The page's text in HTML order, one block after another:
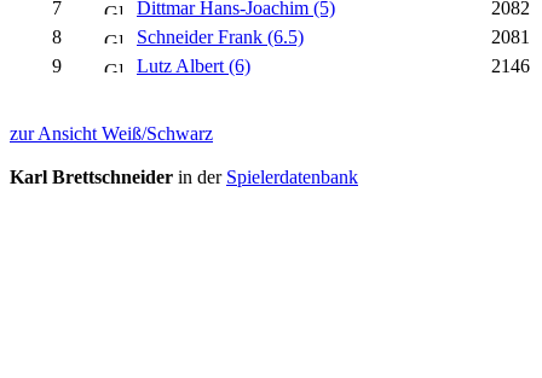
7
Dittmar Hans-Joachim (5)
2082
8
Schneider Frank (6.5)
2081
9
Lutz Albert (6) 2146
zur Ansicht Weiß/Schwarz
Karl Brettschneider in der Spielerdatenbank